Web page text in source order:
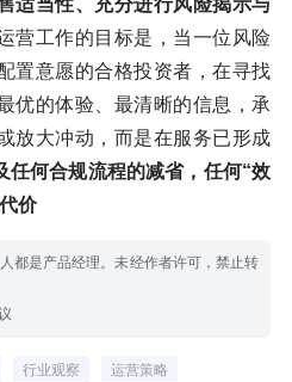
营工作的目标是，当一位风险
置意愿的合格投资者，在寻找
优的体验、最清晰的信息，承
放大冲动，而是在服务已形成
任何合规流程的减省，任何“效
价
都是产品经理。未经作者许可，禁止转
行业观察 运营策略